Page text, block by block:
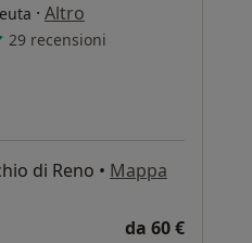
· Altro
29 recensioni
di Reno • Mappa
da 60 €